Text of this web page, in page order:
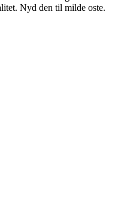
Nyd den til milde oste.